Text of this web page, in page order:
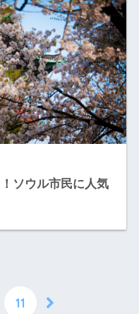
ソウル市民に人気
11